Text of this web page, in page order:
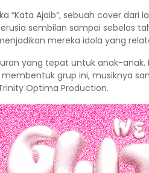
“Kata Ajaib”, sebuah cover
sembilan sampai sebelas
mereka idola yang
yang tepat untuk anak-
grup ini, musiknya
Optima Production.